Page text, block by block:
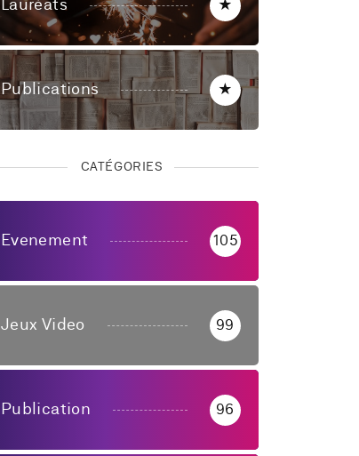
Lauréats ★
Publications ★
CATÉGORIES
Evenement 105
Jeux Video 99
Publication 96